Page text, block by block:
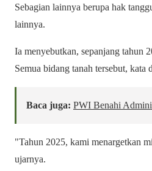
Sebagian lainnya berupa hak
lainnya.
Ia menyebutkan, sepanjang tahun
Semua bidang tanah tersebut, kata
Baca juga: PWI Benahi
"Tahun 2025, kami menargetkan
ujarnya.